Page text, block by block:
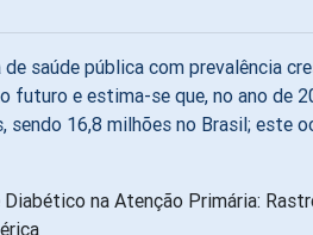
saúde pública com prevalência
e estima-se que, no ano de
sendo 16,8 milhões no Brasil;